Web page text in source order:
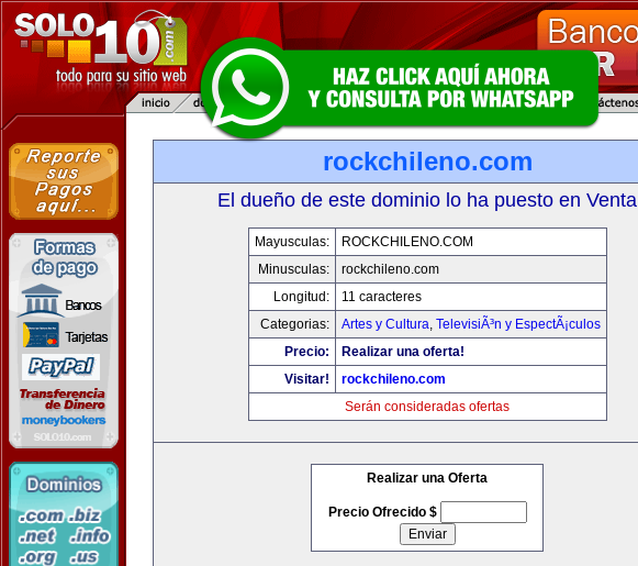
rockchileno.com
El dueño de este dominio lo ha puesto en Venta
Mayusculas:
ROCKCHILENO.COM
Minusculas:
rockchileno.com
Longitud:
11 caracteres
Categorias:
Artes y Cultura, TelevisiÃ³n y EspectÃ¡culos
Precio:
Realizar una oferta!
Visitar!
rockchileno.com
Serán consideradas ofertas
Realizar una Oferta
Precio Ofrecido $